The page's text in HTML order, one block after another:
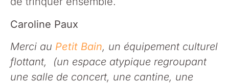
Caroline Paux
Merci au Petit Bain, un équipement culturel
flottant, (un espace atypique regroupant
une salle de concert, une cantine, une